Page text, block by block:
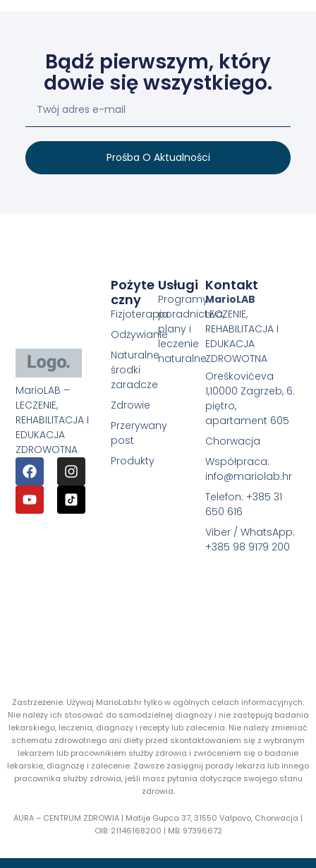
Bądź pierwszym, który
dowie się wszystkiego.
Prośba O Aktualności
MarioLAB –
LECZENIE,
REHABILITACJA I
EDUKACJA
ZDROWOTNA
Usługi
Programy
poradnictwa,
plany i
leczenie
naturalne
Pożyte
Czny
Fizjoterapia
Odżywianie
Naturalne
środki
zaradcze
Zdrowie
Przerywany
post
Produkty
Kontakt
MarioLAB
LECZENIE,
REHABILITACJA I
EDUKACJA
ZDROWOTNA
Oreškovićeva
1,10000 Zagrzeb, 6.
piętro,
apartament 605
Chorwacja
Współpraca:
info@mariolab.hr
Telefon: +385 31
650 616
Viber / WhatsApp:
+385 98 9179 200
Zastrzeżenie: Używaj MarioLab.hr tylko w ogólnych celach informacyjnych.
Nie należy ich stosować do samodzielnej diagnozy i nie zastępują badania
lekarskiego, leczenia, diagnozy i recepty lub zalecenia. Nie należy zmieniać
schematu zdrowotnego ani diety przed skontaktowaniem się z wybranym
lekarzem lub pracownikiem służby zdrowia i zwróceniem się o badanie
lekarskie, diagnozę i zalecenie. Zawsze zasięgnij porady lekarza lub innego
pracownika służby zdrowia, jeśli masz pytania dotyczące swojego stanu
zdrowia.
AURA – CENTRUM ZDROWIA | Matije Gupca 37, 31550 Valpovo, Chorwacja |
OIB: 21146168200 | MB: 97396672